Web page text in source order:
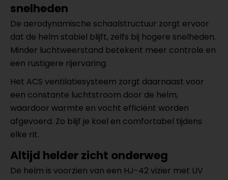
snelheden
De aerodynamische schaalstructuur zorgt ervoor
dat de helm stabiel blijft, zelfs bij hogere snelheden.
Minder luchtweerstand betekent meer controle en
een rustigere rijervaring.
Het ACS ventilatiesysteem zorgt daarnaast voor
een constante luchtstroom door de helm,
waardoor warmte en vocht efficiënt worden
afgevoerd. Zo blijf je koel en comfortabel tijdens
elke rit.
Altijd helder zicht onderweg
De helm is voorzien van een HJ-42 vizier met UV